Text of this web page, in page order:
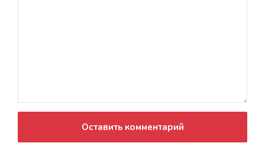
Оставить комментарий